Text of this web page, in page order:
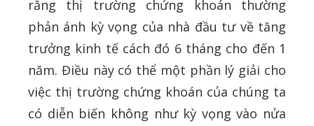
rằng thị trường chứng khoán thường
phản ánh kỳ vọng của nhà đầu tư về tăng
trưởng kinh tế cách đó 6 tháng cho đến 1
năm. Điều này có thể một phần lý giải cho
việc thị trường chứng khoán của chúng ta
có diễn biến không như kỳ vọng vào nửa